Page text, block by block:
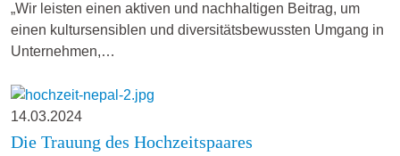
„Wir leisten einen aktiven und nachhaltigen Beitrag, um
einen kultursensiblen und diversitätsbewussten Umgang in
Unternehmen,…
14.03.2024
Die Trauung des Hochzeitspaares